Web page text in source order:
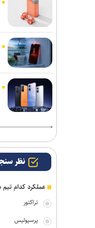
ناکامی
های خیابانی
بیاتلو: با
رفسنجان صحت
اژدهاکش به
مخالفت زارع با
نظر
عملکرد کدام تیم
تراکتور
پرسپولیس